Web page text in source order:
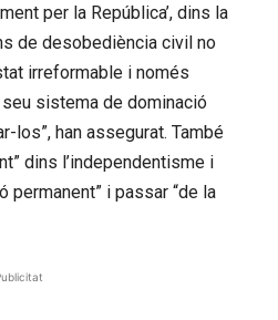
per la República’, dins la
de desobediència civil no
irreformable i només
sistema de dominació
los”, han assegurat. També
dins l’independentisme i
permanent” i passar “de la